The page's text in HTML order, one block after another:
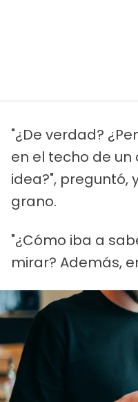
"¿De verdad?
en el techo de
idea?",
grano.
"¿Cómo iba a
mirar? Además,